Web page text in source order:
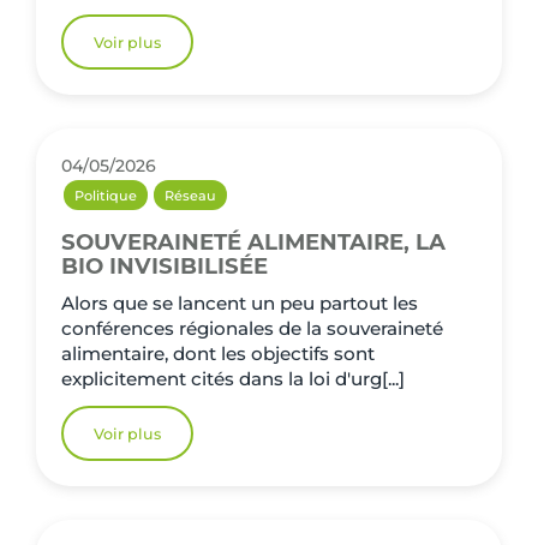
Voir plus
04/05/2026
Politique Réseau
SOUVERAINETÉ ALIMENTAIRE, LA
BIO INVISIBILISÉE
Alors que se lancent un peu partout les
conférences régionales de la souveraineté
alimentaire, dont les objectifs sont
explicitement cités dans la loi d'urg[...]
Voir plus